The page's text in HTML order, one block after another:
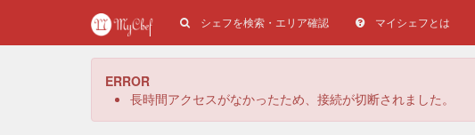
シェフを検索・エリア確認 マイシェフとは
ERROR
長時間アクセスがなかったため、接続が切断されました。